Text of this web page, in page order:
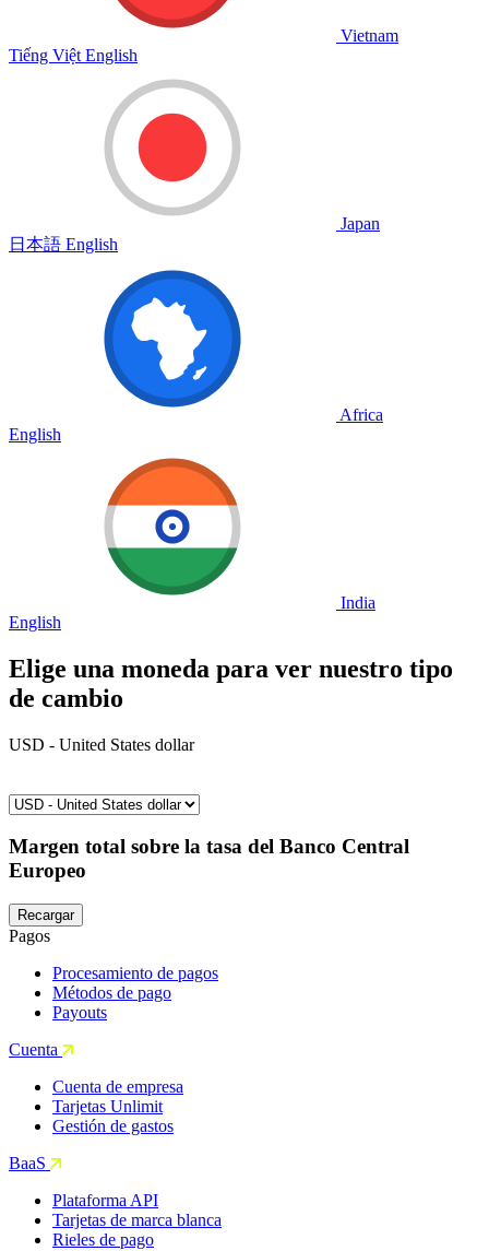
Vietnam
Tiếng Việt English
Japan
日本語 English
Africa
English
India
English
Elige una moneda para ver nuestro tipo
de cambio
USD - United States dollar
Margen total sobre la tasa del Banco Central
Europeo
Recargar
Pagos
Procesamiento de pagos
Métodos de pago
Payouts
Cuenta
Cuenta de empresa
Tarjetas Unlimit
Gestión de gastos
BaaS
Plataforma API
Tarjetas de marca blanca
Rieles de pago